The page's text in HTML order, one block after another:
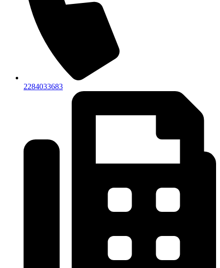
2284033683